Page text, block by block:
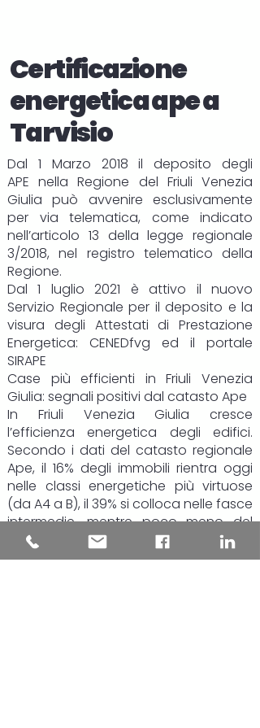
Certificazione
energetica ape a
Tarvisio
Dal 1 Marzo 2018 il deposito degli
APE nella Regione del Friuli Venezia
Giulia può avvenire esclusivamente
per via telematica, come indicato
nell’articolo 13 della legge regionale
3/2018, nel registro telematico della
Regione.
Dal 1 luglio 2021 è attivo il nuovo
Servizio Regionale per il deposito e la
visura degli Attestati di Prestazione
Energetica: CENEDfvg ed il portale
SIRAPE
Case più efficienti in Friuli Venezia
Giulia: segnali positivi dal catasto Ape
In Friuli Venezia Giulia cresce
l’efficienza energetica degli edifici.
Secondo i dati del catasto regionale
Ape, il 16% degli immobili rientra oggi
nelle classi energetiche più virtuose
(da A4 a B), il 39% si colloca nelle fasce
intermedie, mentre poco meno del
45% resta nelle classi più energivore, F
e G.